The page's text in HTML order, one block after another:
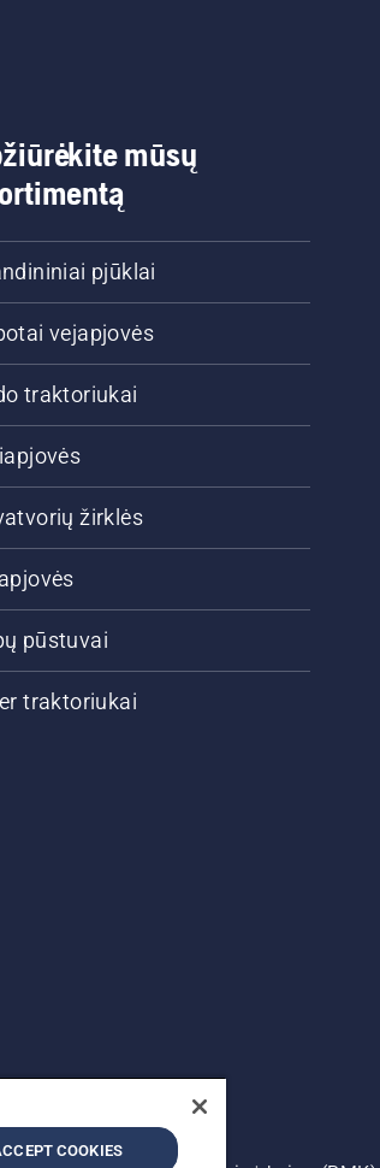
mūsų
pjūklai
vejapjovės
traktoriukai
žirklės
pūstuvai
traktoriukai
COOKIES